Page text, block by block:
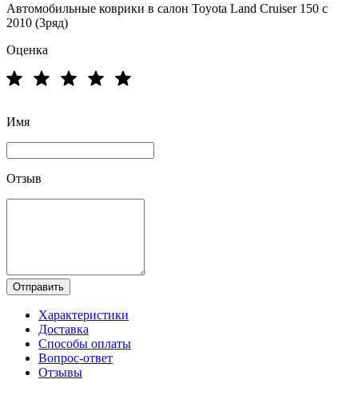
Автомобильные коврики в салон Toyota Land Cruiser 150 с
2010 (3ряд)
Оценка
Имя
Отзыв
Отправить
Характеристики
Доставка
Способы оплаты
Вопрос-ответ
Отзывы